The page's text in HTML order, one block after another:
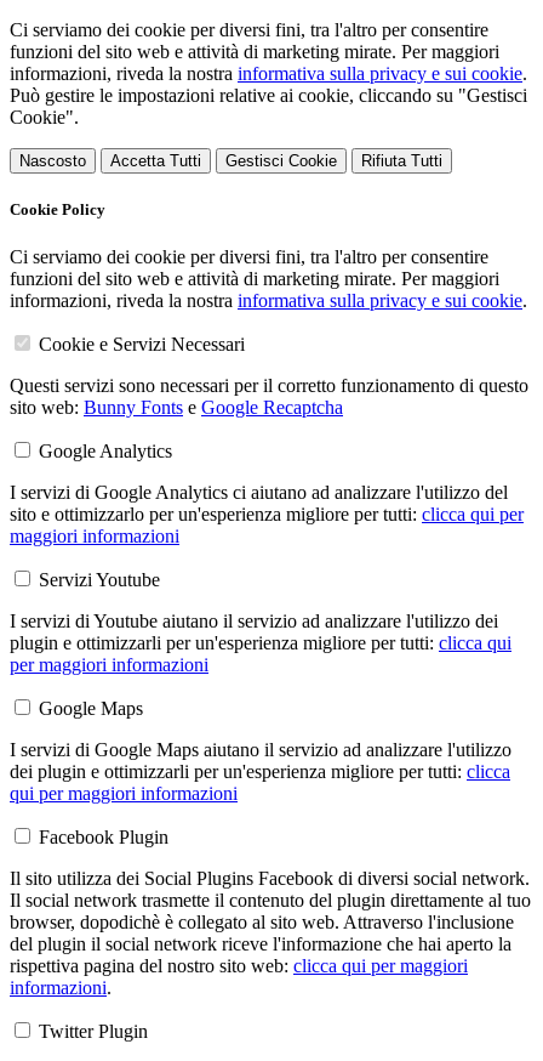
Ci serviamo dei cookie per diversi fini, tra l'altro per consentire
funzioni del sito web e attività di marketing mirate. Per maggiori
informazioni, riveda la nostra informativa sulla privacy e sui cookie.
Può gestire le impostazioni relative ai cookie, cliccando su "Gestisci
Cookie".
Nascosto Accetta Tutti Gestisci Cookie Rifiuta Tutti
Cookie Policy
Ci serviamo dei cookie per diversi fini, tra l'altro per consentire
funzioni del sito web e attività di marketing mirate. Per maggiori
informazioni, riveda la nostra informativa sulla privacy e sui cookie.
Cookie e Servizi Necessari
Questi servizi sono necessari per il corretto funzionamento di questo
sito web: Bunny Fonts e Google Recaptcha
Google Analytics
I servizi di Google Analytics ci aiutano ad analizzare l'utilizzo del
sito e ottimizzarlo per un'esperienza migliore per tutti: clicca qui per
maggiori informazioni
Servizi Youtube
I servizi di Youtube aiutano il servizio ad analizzare l'utilizzo dei
plugin e ottimizzarli per un'esperienza migliore per tutti: clicca qui
per maggiori informazioni
Google Maps
I servizi di Google Maps aiutano il servizio ad analizzare l'utilizzo
dei plugin e ottimizzarli per un'esperienza migliore per tutti: clicca
qui per maggiori informazioni
Facebook Plugin
Il sito utilizza dei Social Plugins Facebook di diversi social network.
Il social network trasmette il contenuto del plugin direttamente al tuo
browser, dopodichè è collegato al sito web. Attraverso l'inclusione
del plugin il social network riceve l'informazione che hai aperto la
rispettiva pagina del nostro sito web: clicca qui per maggiori
informazioni.
Twitter Plugin